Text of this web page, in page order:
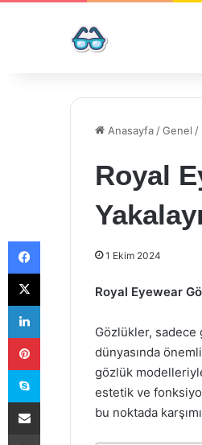
Anasayfa /Genel /
Royal
1 Ekim 2024
Royal Eyewear
Gözlükler, sadece
dünyasında
gözlük
estetik ve
bu noktada
Facebook
X
LinkedIn
Pinterest
Skype
E-Posta ile paylaş